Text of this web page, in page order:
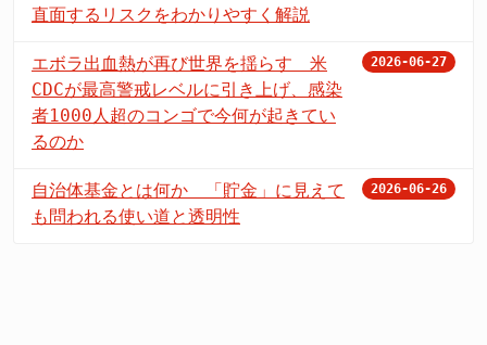
直面するリスクをわかりやすく解説
エボラ出血熱が再び世界を揺らす 米
CDCが最高警戒レベルに引き上げ、感染
者1000人超のコンゴで今何が起きてい
るのか
2026-06-27
自治体基金とは何か 「貯金」に見えて
も問われる使い道と透明性
2026-06-26